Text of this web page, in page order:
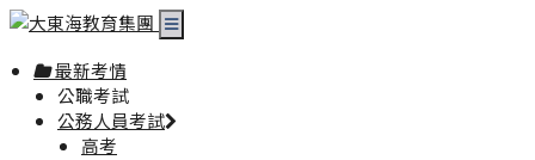
最新考情
公職考試
公務人員考試
高考